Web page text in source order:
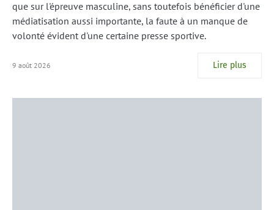
que sur l'épreuve masculine, sans toutefois bénéficier d'une
médiatisation aussi importante, la faute à un manque de
volonté évident d'une certaine presse sportive.
9 août 2026 Lire plus